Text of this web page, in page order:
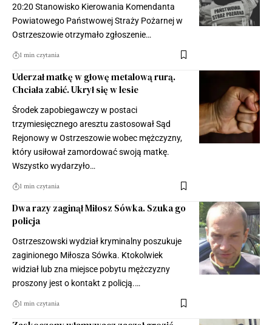
20:20 Stanowisko Kierowania Komendanta
Powiatowego Państwowej Straży Pożarnej w
Ostrzeszowie otrzymało zgłoszenie…
1 min czytania
Uderzał matkę w głowę metalową rurą.
Chciała zabić. Ukrył się w lesie
Środek zapobiegawczy w postaci
trzymiesięcznego aresztu zastosował Sąd
Rejonowy w Ostrzeszowie wobec mężczyzny,
który usiłował zamordować swoją matkę.
Wszystko wydarzyło…
1 min czytania
Dwa razy zaginął Miłosz Sówka. Szuka go
policja
Ostrzeszowski wydział kryminalny poszukuje
zaginionego Miłosza Sówka. Ktokolwiek
widział lub zna miejsce pobytu mężczyzny
proszony jest o kontakt z policją.…
1 min czytania